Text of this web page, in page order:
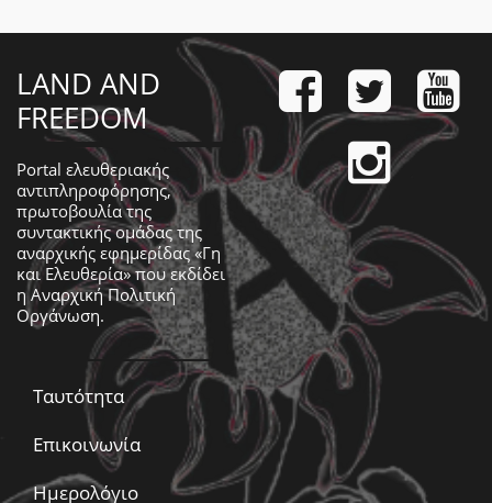
LAND AND
FREEDOM
Portal ελευθεριακής
αντιπληροφόρησης,
πρωτοβουλία της
συντακτικής ομάδας της
αναρχικής εφημερίδας «Γη
και Ελευθερία» που εκδίδει
ηΑναρχική Πολιτική
Οργάνωση.
Ταυτότητα
Επικοινωνία
Ημερολόγιο